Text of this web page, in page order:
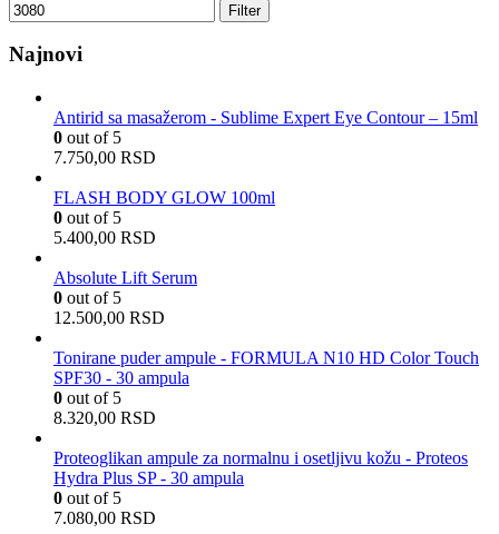
Filter
Najnovi
Antirid sa masažerom - Sublime Expert Eye Contour – 15ml
0 out of 5
7.750,00 RSD
FLASH BODY GLOW 100ml
0 out of 5
5.400,00 RSD
Absolute Lift Serum
0 out of 5
12.500,00 RSD
Tonirane puder ampule - FORMULA N10 HD Color Touch
SPF30 - 30 ampula
0 out of 5
8.320,00 RSD
Proteoglikan ampule za normalnu i osetljivu kožu - Proteos
Hydra Plus SP - 30 ampula
0 out of 5
7.080,00 RSD